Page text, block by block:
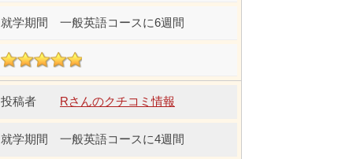
一般英語コースに6週間
Rさんのクチコミ情報
一般英語コースに4週間